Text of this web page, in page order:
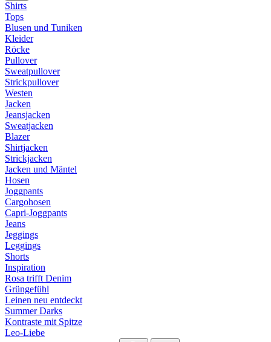
Shirts
Tops
Blusen und Tuniken
Kleider
Röcke
Pullover
Sweatpullover
Strickpullover
Westen
Jacken
Jeansjacken
Sweatjacken
Blazer
Shirtjacken
Strickjacken
Jacken und Mäntel
Hosen
Joggpants
Cargohosen
Capri-Joggpants
Jeans
Jeggings
Leggings
Shorts
Inspiration
Rosa trifft Denim
Grüngefühl
Leinen neu entdeckt
Summer Darks
Kontraste mit Spitze
Leo-Liebe